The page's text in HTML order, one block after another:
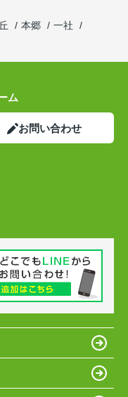
本郷
一社
ム
お問い合わせ